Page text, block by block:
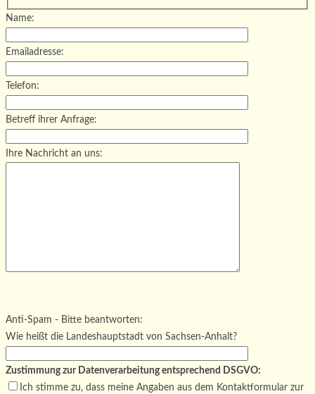
Name:
Emailadresse:
Telefon:
Betreff ihrer Anfrage:
Ihre Nachricht an uns:
Bitte lasse dieses Feld leer.
Anti-Spam - Bitte beantworten:
Wie heißt die Landeshauptstadt von Sachsen-Anhalt?
Zustimmung zur Datenverarbeitung entsprechend DSGVO:
Ich stimme zu, dass meine Angaben aus dem Kontaktformular zur